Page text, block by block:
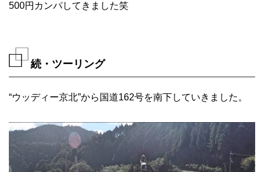
500円カンパしてきました笑
続・ツーリング
“ウッディー京北”から国道162号を南下していきました。